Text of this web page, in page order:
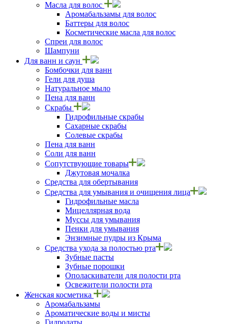
Масла для волос
Аромабальзамы для волос
Баттеры для волос
Косметические масла для волос
Спреи для волос
Шампуни
Для ванн и саун
Бомбочки для ванн
Гели для душа
Натуральное мыло
Пена для ванн
Скрабы
Гидрофильные скрабы
Сахарные скрабы
Солевые скрабы
Пена для ванн
Соли для ванн
Сопутствующие товары
Джутовая мочалка
Средства для обертывания
Средства для умывания и очищения лица
Гидрофильные масла
Мицеллярная вода
Муссы для умывания
Пенки для умывания
Энзимные пудры из Крыма
Средства ухода за полостью рта
Зубные пасты
Зубные порошки
Ополаскиватели для полости рта
Освежители полости рта
Женская косметика
Аромабальзамы
Ароматические воды и мисты
Гидролаты